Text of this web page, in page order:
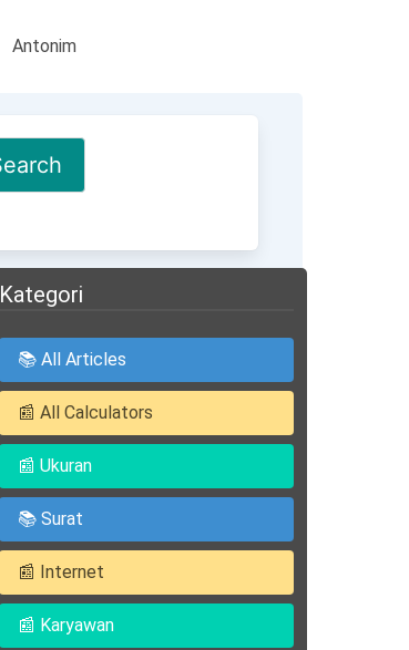
Antonim
Kategori
📚 All Articles
📰 All Calculators
📰 Ukuran
📚 Surat
📰 Internet
📰 Karyawan